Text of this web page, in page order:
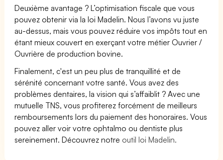
Deuxième avantage ? L’optimisation fiscale que vous
pouvez obtenir via la loi Madelin. Nous l’avons vu juste
au-dessus, mais vous pouvez réduire vos impôts tout en
étant mieux couvert en exerçant votre métier Ouvrier /
Ouvrière de production bovine.
Finalement, c'est un peu plus de tranquillité et de
sérénité concernant votre santé. Vous avez des
problèmes dentaires, la vision qui s’affaiblit ? Avec une
mutuelle TNS, vous profiterez forcément de meilleurs
remboursements lors du paiement des honoraires. Vous
pouvez aller voir votre ophtalmo ou dentiste plus
sereinement. Découvrez notre outil loi Madelin.